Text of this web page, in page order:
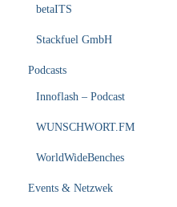
betaITS
Stackfuel GmbH
Podcasts
Innoflash – Podcast
WUNSCHWORT.FM
WorldWideBenches
Events & Netzwek